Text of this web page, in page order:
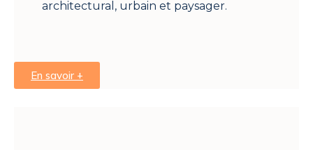
architectural, urbain et paysager.
En savoir +